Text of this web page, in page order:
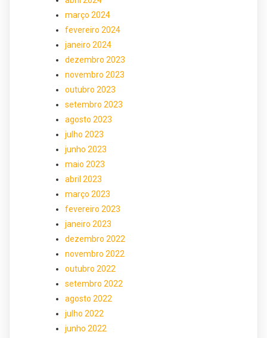
março 2024
fevereiro 2024
janeiro 2024
dezembro 2023
novembro 2023
outubro 2023
setembro 2023
agosto 2023
julho 2023
junho 2023
maio 2023
abril 2023
março 2023
fevereiro 2023
janeiro 2023
dezembro 2022
novembro 2022
outubro 2022
setembro 2022
agosto 2022
julho 2022
junho 2022